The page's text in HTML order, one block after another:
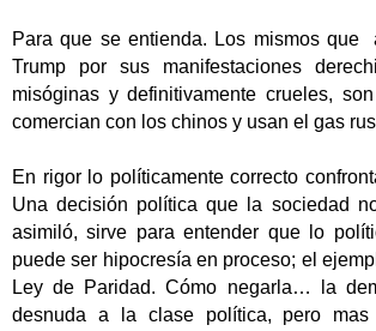
Para que se entienda. Los mismos que
Trump por sus manifestaciones
misóginas y definitivamente crueles,
comercian con los chinos y usan el gas
En rigor lo políticamente correcto
Una decisión política que la sociedad
asimiló, sirve para entender que lo
puede ser hipocresía en proceso; el
Ley de Paridad. Cómo negarla… la
desnuda a la clase política, pero